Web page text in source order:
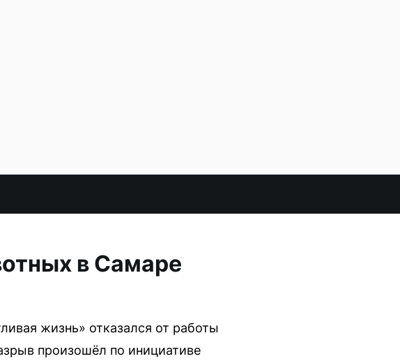
в Самаре
жизнь» отказался от работы
произошёл по инициативе